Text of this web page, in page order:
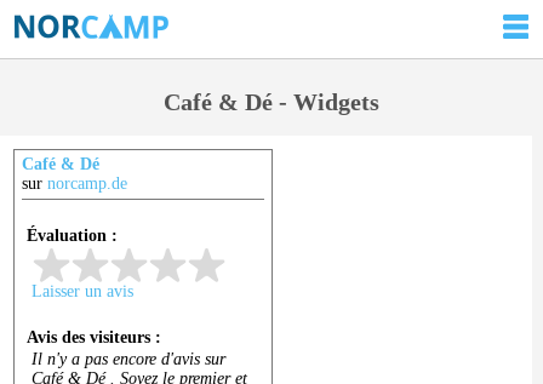
Café & Dé - Widgets
Café & Dé
sur norcamp.de